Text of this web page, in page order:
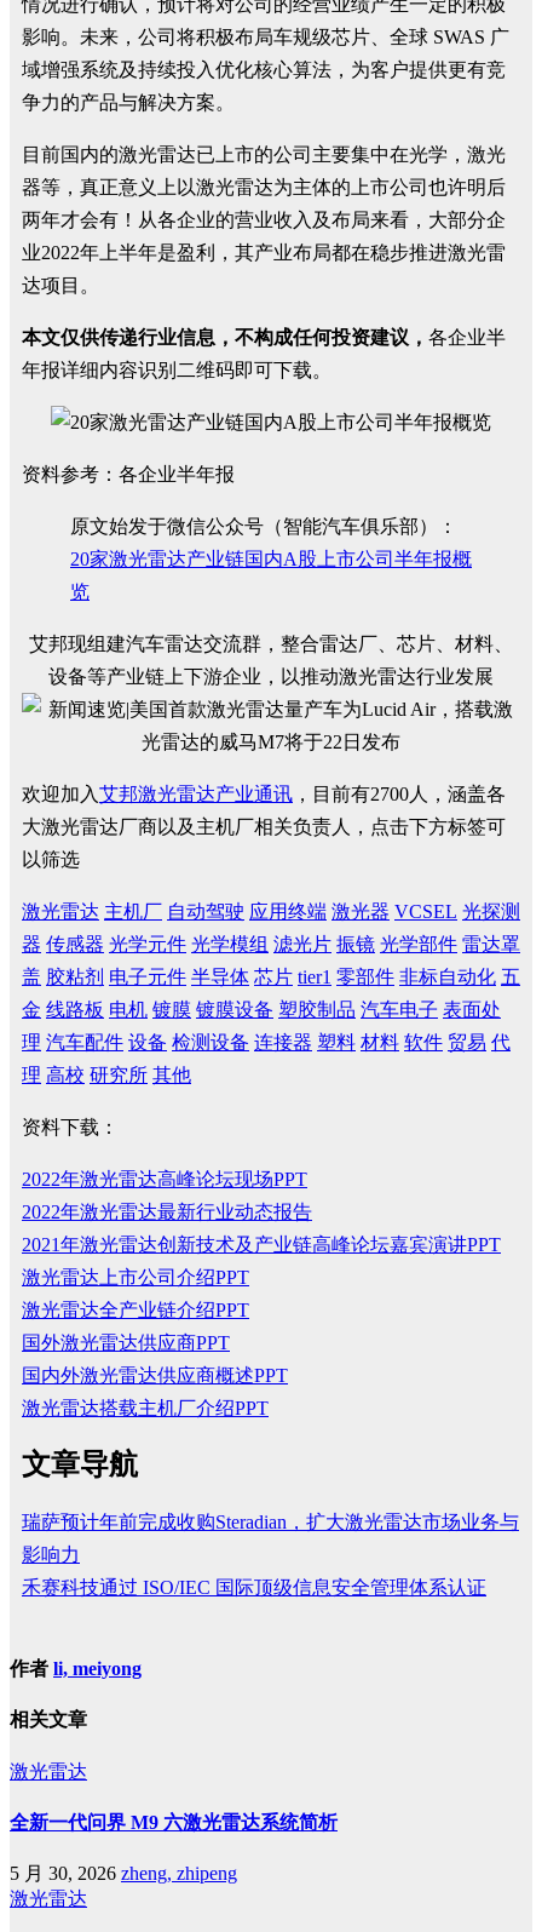
情况进行确认，预计将对公司的经营业绩产生一定的积极
影响。未来，公司将积极布局车规级芯片、全球 SWAS 广
域增强系统及持续投入优化核心算法，为客户提供更有竞
争力的产品与解决方案。
目前国内的激光雷达已上市的公司主要集中在光学，激光
器等，真正意义上以激光雷达为主体的上市公司也许明后
两年才会有！从各企业的营业收入及布局来看，大部分企
业2022年上半年是盈利，其产业布局都在稳步推进激光雷
达项目。
本文仅供传递行业信息，不构成任何投资建议， 各企业半
年报详细内容识别二维码即可下载。
资料参考：各企业半年报
原文始发于微信公众号（智能汽车俱乐部）：
20家激光雷达产业链国内A股上市公司半年报概
览
艾邦现组建汽车雷达交流群，整合雷达厂、芯片、材料、
设备等产业链上下游企业，以推动激光雷达行业发展
欢迎加入艾邦激光雷达产业通讯 ，目前有2700人，涵盖各
大激光雷达厂商以及主机厂相关负责人，点击下方标签可
以筛选
激光雷达 主机厂 自动驾驶 应用终端 激光器 VCSEL 光探测
器 传感器 光学元件 光学模组 滤光片 振镜 光学部件 雷达罩
盖 胶粘剂 电子元件 半导体 芯片 tier1 零部件 非标自动化 五
金 线路板 电机 镀膜 镀膜设备 塑胶制品 汽车电子 表面处
理 汽车配件 设备 检测设备 连接器 塑料 材料 软件 贸易 代
理 高校 研究所 其他
资料下载：
2022年激光雷达高峰论坛现场PPT
2022年激光雷达最新行业动态报告
2021年激光雷达创新技术及产业链高峰论坛嘉宾演讲PPT
激光雷达上市公司介绍PPT
激光雷达全产业链介绍PPT
国外激光雷达供应商PPT
国内外激光雷达供应商概述PPT
激光雷达搭载主机厂介绍PPT
文章导航
瑞萨预计年前完成收购Steradian，扩大激光雷达市场业务与
影响力
禾赛科技通过 ISO/IEC 国际顶级信息安全管理体系认证
作者 li, meiyong
相关文章
激光雷达
全新一代问界 M9 六激光雷达系统简析
5 月 30, 2026 zheng, zhipeng
激光雷达